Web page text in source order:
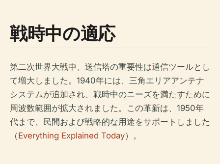
戦時中の適応
第二次世界大戦中、送信塔の重要性は通信ツールとし
て増大しました。1940年には、三角エリアアンテナ
システムが追加され、戦時中のニーズを満たすために
周波数範囲が拡大されました。この革新は、1950年
代まで、民間および戦略的な用途をサポートしました
（Everything Explained Today）。